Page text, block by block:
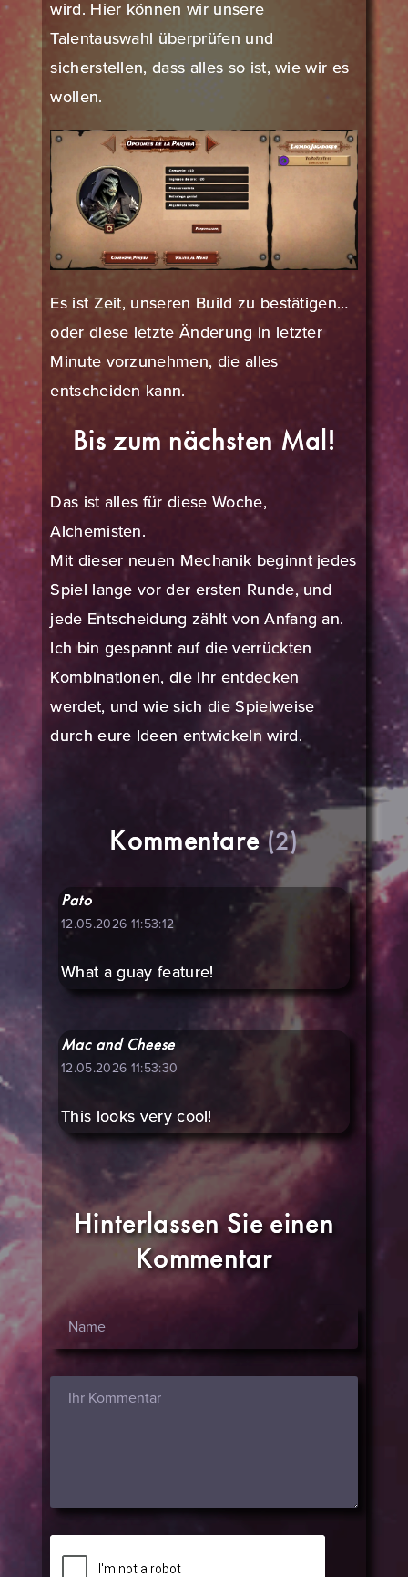
wird. Hier können wir unsere
Talentauswahl überprüfen und
sicherstellen, dass alles so ist, wie wir es
wollen.
Es ist Zeit, unseren Build zu bestätigen…
oder diese letzte Änderung in letzter
Minute vorzunehmen, die alles
entscheiden kann.
Bis zum nächsten Mal!
Das ist alles für diese Woche,
Alchemisten.
Mit dieser neuen Mechanik beginnt jedes
Spiel lange vor der ersten Runde, und
jede Entscheidung zählt von Anfang an.
Ich bin gespannt auf die verrückten
Kombinationen, die ihr entdecken
werdet, und wie sich die Spielweise
durch eure Ideen entwickeln wird.
Kommentare(2)
Pato
12.05.2026 11:53:12
What a guay feature!
Mac and Cheese
12.05.2026 11:53:30
This looks very cool!
Hinterlassen Sie einen
Kommentar